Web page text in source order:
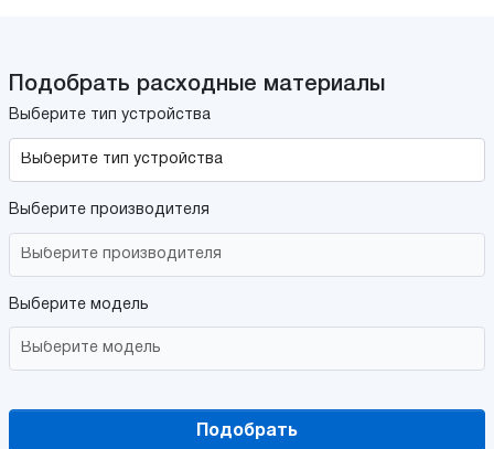
Подобрать расходные материалы
Выберите тип устройства
Выберите производителя
Выберите модель
Подобрать